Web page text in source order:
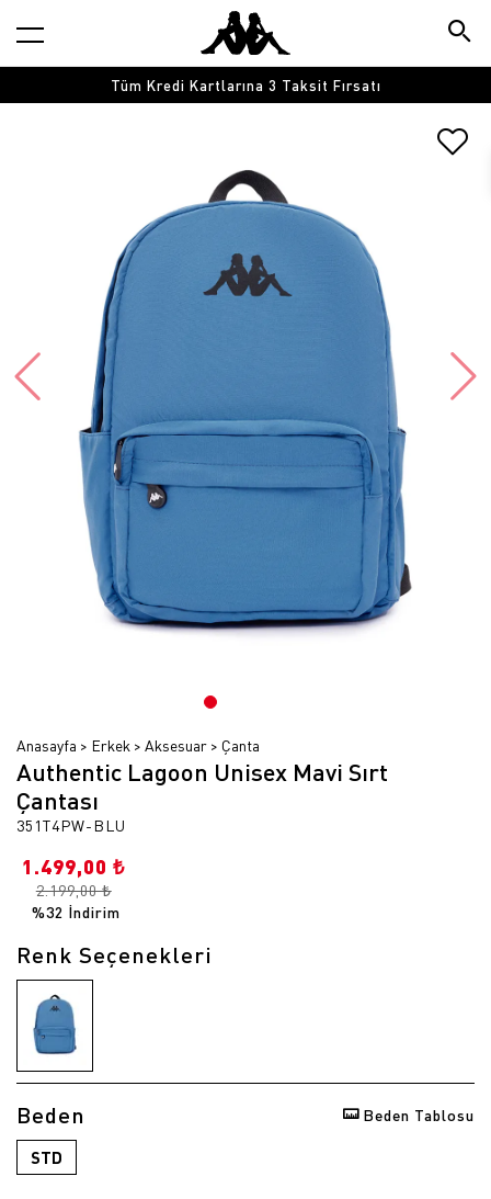
Tüm Kredi Kartlarına 3 Taksit Fırsatı
Anasayfa Erkek Aksesuar Çanta
Authentic Lagoon Unisex Mavi Sırt
Çantası
351T4PW-BLU
1.499,00 ₺
2.199,00 ₺
%32 İndirim
Renk Seçenekleri
Beden Beden Tablosu
STD